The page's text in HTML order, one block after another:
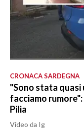
CRONACA SARDEGNA
"Sono stata quasi
facciamo
Pilia
Video da Ig